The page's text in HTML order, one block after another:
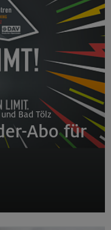
Bad Tölz
Abo für